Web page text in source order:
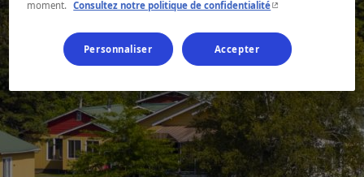
moment. Consultez notre politique de confidentialité- Cet hyperlien
Personnaliser Accepter